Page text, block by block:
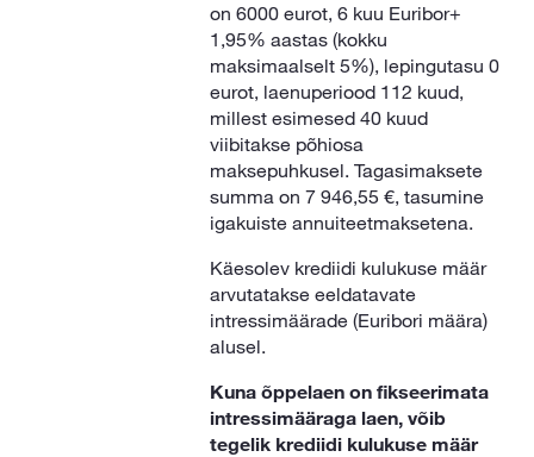
on 6000 eurot, 6 kuu Euribor+
1,95% aastas (kokku
maksimaalselt 5%), lepingutasu 0
eurot, laenuperiood 112 kuud,
millest esimesed 40 kuud
viibitakse põhiosa
maksepuhkusel. Tagasimaksete
summa on 7 946,55 €, tasumine
igakuiste annuiteetmaksetena.
Käesolev krediidi kulukuse määr
arvutatakse eeldatavate
intressimäärade (Euribori määra)
alusel.
Kuna õppelaen on fikseerimata
intressimääraga laen, võib
tegelik krediidi kulukuse määr